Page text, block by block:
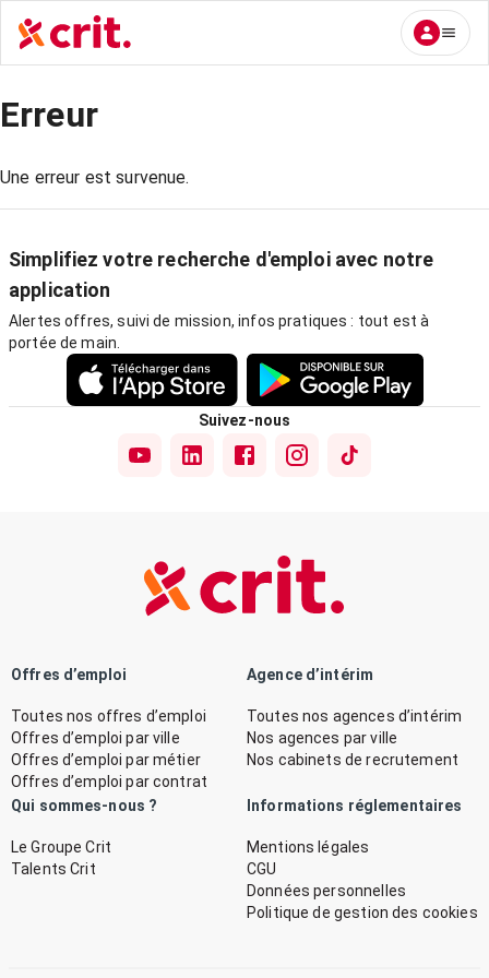
Erreur
Une erreur est survenue.
Simplifiez votre recherche d'emploi avec notre
application
Alertes offres, suivi de mission, infos pratiques : tout est à
portée de main.
Suivez-nous
Offres d’emploi
Toutes nos offres d’emploi
Offres d’emploi par ville
Offres d’emploi par métier
Offres d’emploi par contrat
Agence d’intérim
Toutes nos agences d’intérim
Nos agences par ville
Nos cabinets de recrutement
Qui sommes-nous ?
Le Groupe Crit
Talents Crit
Informations réglementaires
Mentions légales
CGU
Données personnelles
Politique de gestion des cookies